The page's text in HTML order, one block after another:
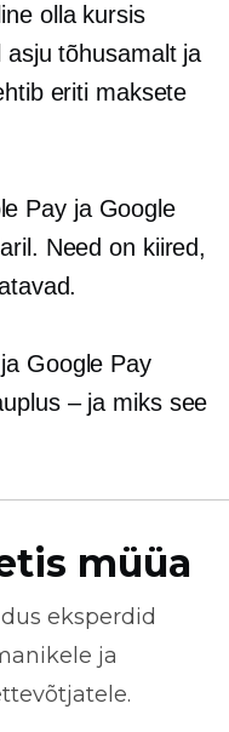
olla kursis
tõhusamalt ja
eriti maksete
Pay ja Google
Need on kiired,
Google Pay
– ja miks see
müüa
eksperdid
ja